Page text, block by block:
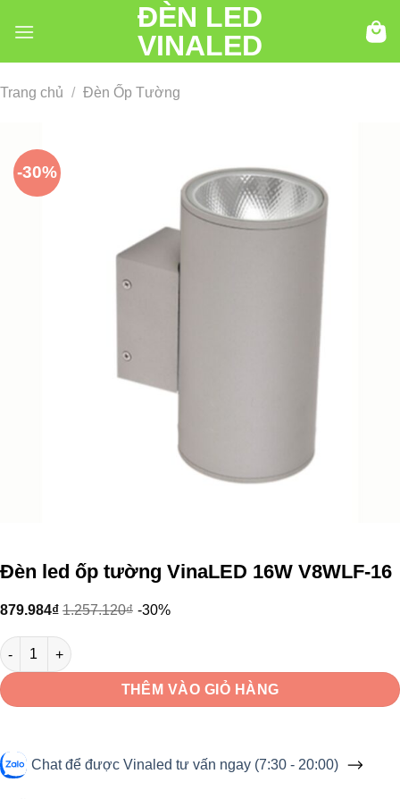
đến
ĐÈN LED
VINALED
Trang chủ / Đèn Ốp Tường
-30%
Đèn led ốp tường VinaLED 16W V8WLF-16
879.984₫ 1.257.120₫ -30%
Đèn led ốp tường VinaLED 16W V8WLF-16 số lượng
THÊM VÀO GIỎ HÀNG
Chat để được Vinaled tư vấn ngay (7:30 - 20:00)